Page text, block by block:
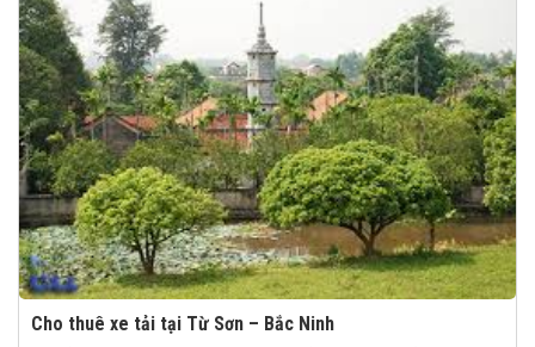
Cho thuê xe tải tại Từ Sơn – Bắc Ninh